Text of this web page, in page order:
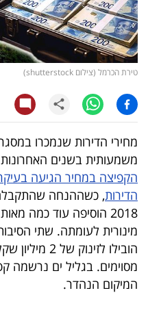
קריפטו
ויראלי
עסקי
ספורט
קריירה
ולימודים
מינויים
רייטינג
רכב
טירת הכרמל (צילום shutterstock)
מחירי הדירות שנמכרו
משמעותית בשנים
הקפיצה במחיר הגיעה
הדירות
2018 הוסיפה עוד כמה
מינורית לעומתה. שתי
הובילו
מסוימים. בגליל ים נרשמה
המיקום הנהדר.